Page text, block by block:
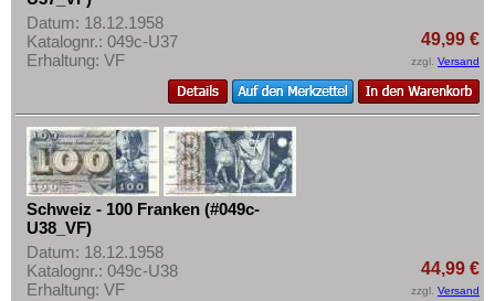
Datum: 18.12.1958
Katalognr.: 049c-U37
Erhaltung: VF
49,99 €
zzgl. Versand
Schweiz - 100 Franken (#049c-
U38_VF)
Datum: 18.12.1958
Katalognr.: 049c-U38
Erhaltung: VF
44,99 €
zzgl. Versand